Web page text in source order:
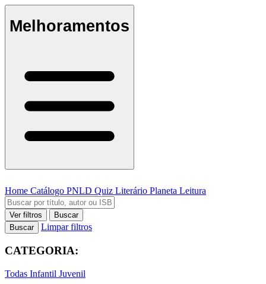
Melhoramentos
Home Catálogo PNLD Quiz Literário Planeta Leitura
Ver filtros
Buscar
Buscar
Limpar filtros
CATEGORIA:
Todas Infantil Juvenil